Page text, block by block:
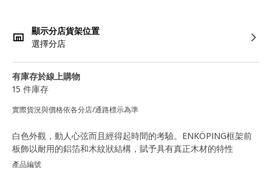
顯示分店貨架位置
選擇分店
有庫存於線上購物
15 件庫存
實際貨況與價格依各分店/通路標示為準
白色外觀，動人心弦而且經得起時間的考驗。ENKÖPING框架前
板飾以耐用的鋁箔和木紋狀結構，賦予具有真正木材的特性
產品編號